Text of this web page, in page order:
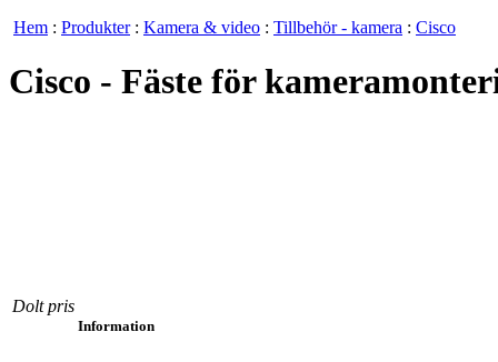
Hem : Produkter: Kamera & video : Tillbehör - kamera : Cisco
Cisco - Fäste för
Dolt pris
Information